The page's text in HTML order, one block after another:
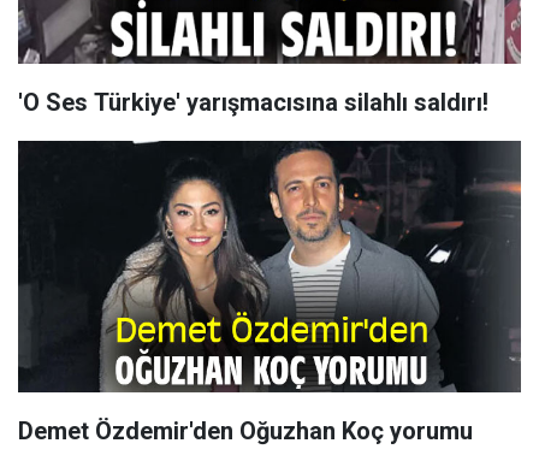
'O Ses Türkiye' yarışmacısına silahlı saldırı!
Demet Özdemir'den Oğuzhan Koç yorumu